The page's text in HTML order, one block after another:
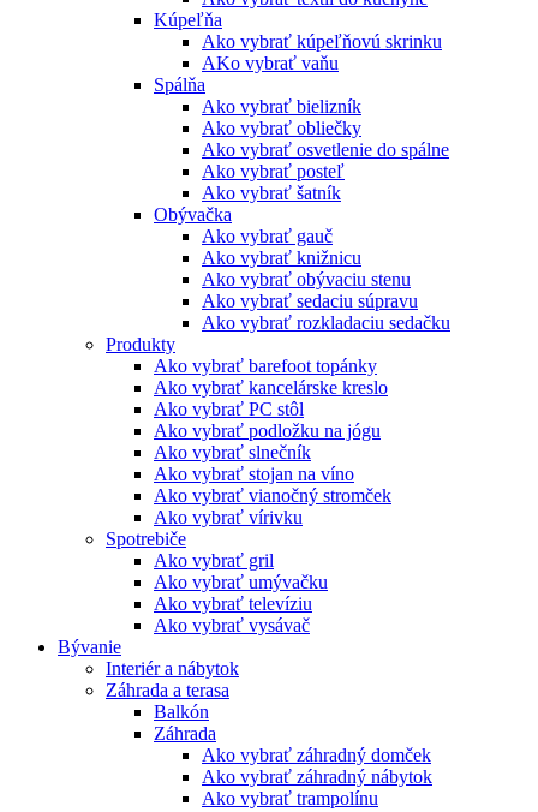
Kúpeľňa
Ako vybrať kúpeľňovú skrinku
AKo vybrať vaňu
Spálňa
Ako vybrať bielizník
Ako vybrať obliečky
Ako vybrať osvetlenie do spálne
Ako vybrať posteľ
Ako vybrať šatník
Obývačka
Ako vybrať gauč
Ako vybrať knižnicu
Ako vybrať obývaciu stenu
Ako vybrať sedaciu súpravu
Ako vybrať rozkladaciu sedačku
Produkty
Ako vybrať barefoot topánky
Ako vybrať kancelárske kreslo
Ako vybrať PC stôl
Ako vybrať podložku na jógu
Ako vybrať slnečník
Ako vybrať stojan na víno
Ako vybrať vianočný stromček
Ako vybrať vírivku
Spotrebiče
Ako vybrať gril
Ako vybrať umývačku
Ako vybrať televíziu
Ako vybrať vysávač
Bývanie
Interiér a nábytok
Záhrada a terasa
Balkón
Záhrada
Ako vybrať záhradný domček
Ako vybrať záhradný nábytok
Ako vybrať trampolínu